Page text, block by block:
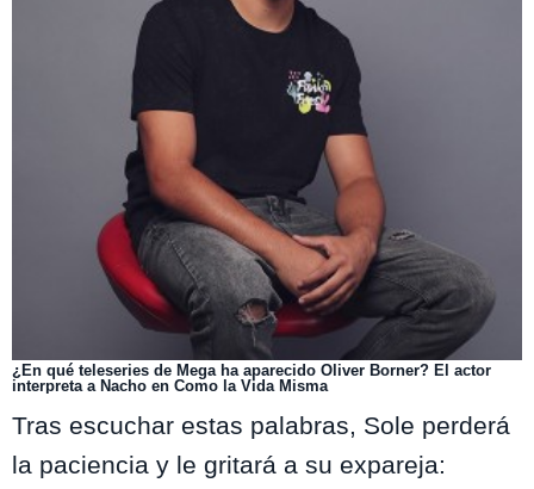
¿En qué teleseries de Mega ha aparecido Oliver Borner? El actor
interpreta a Nacho en Como la Vida Misma
Tras escuchar estas palabras, Sole perderá
la paciencia y le gritará a su expareja: